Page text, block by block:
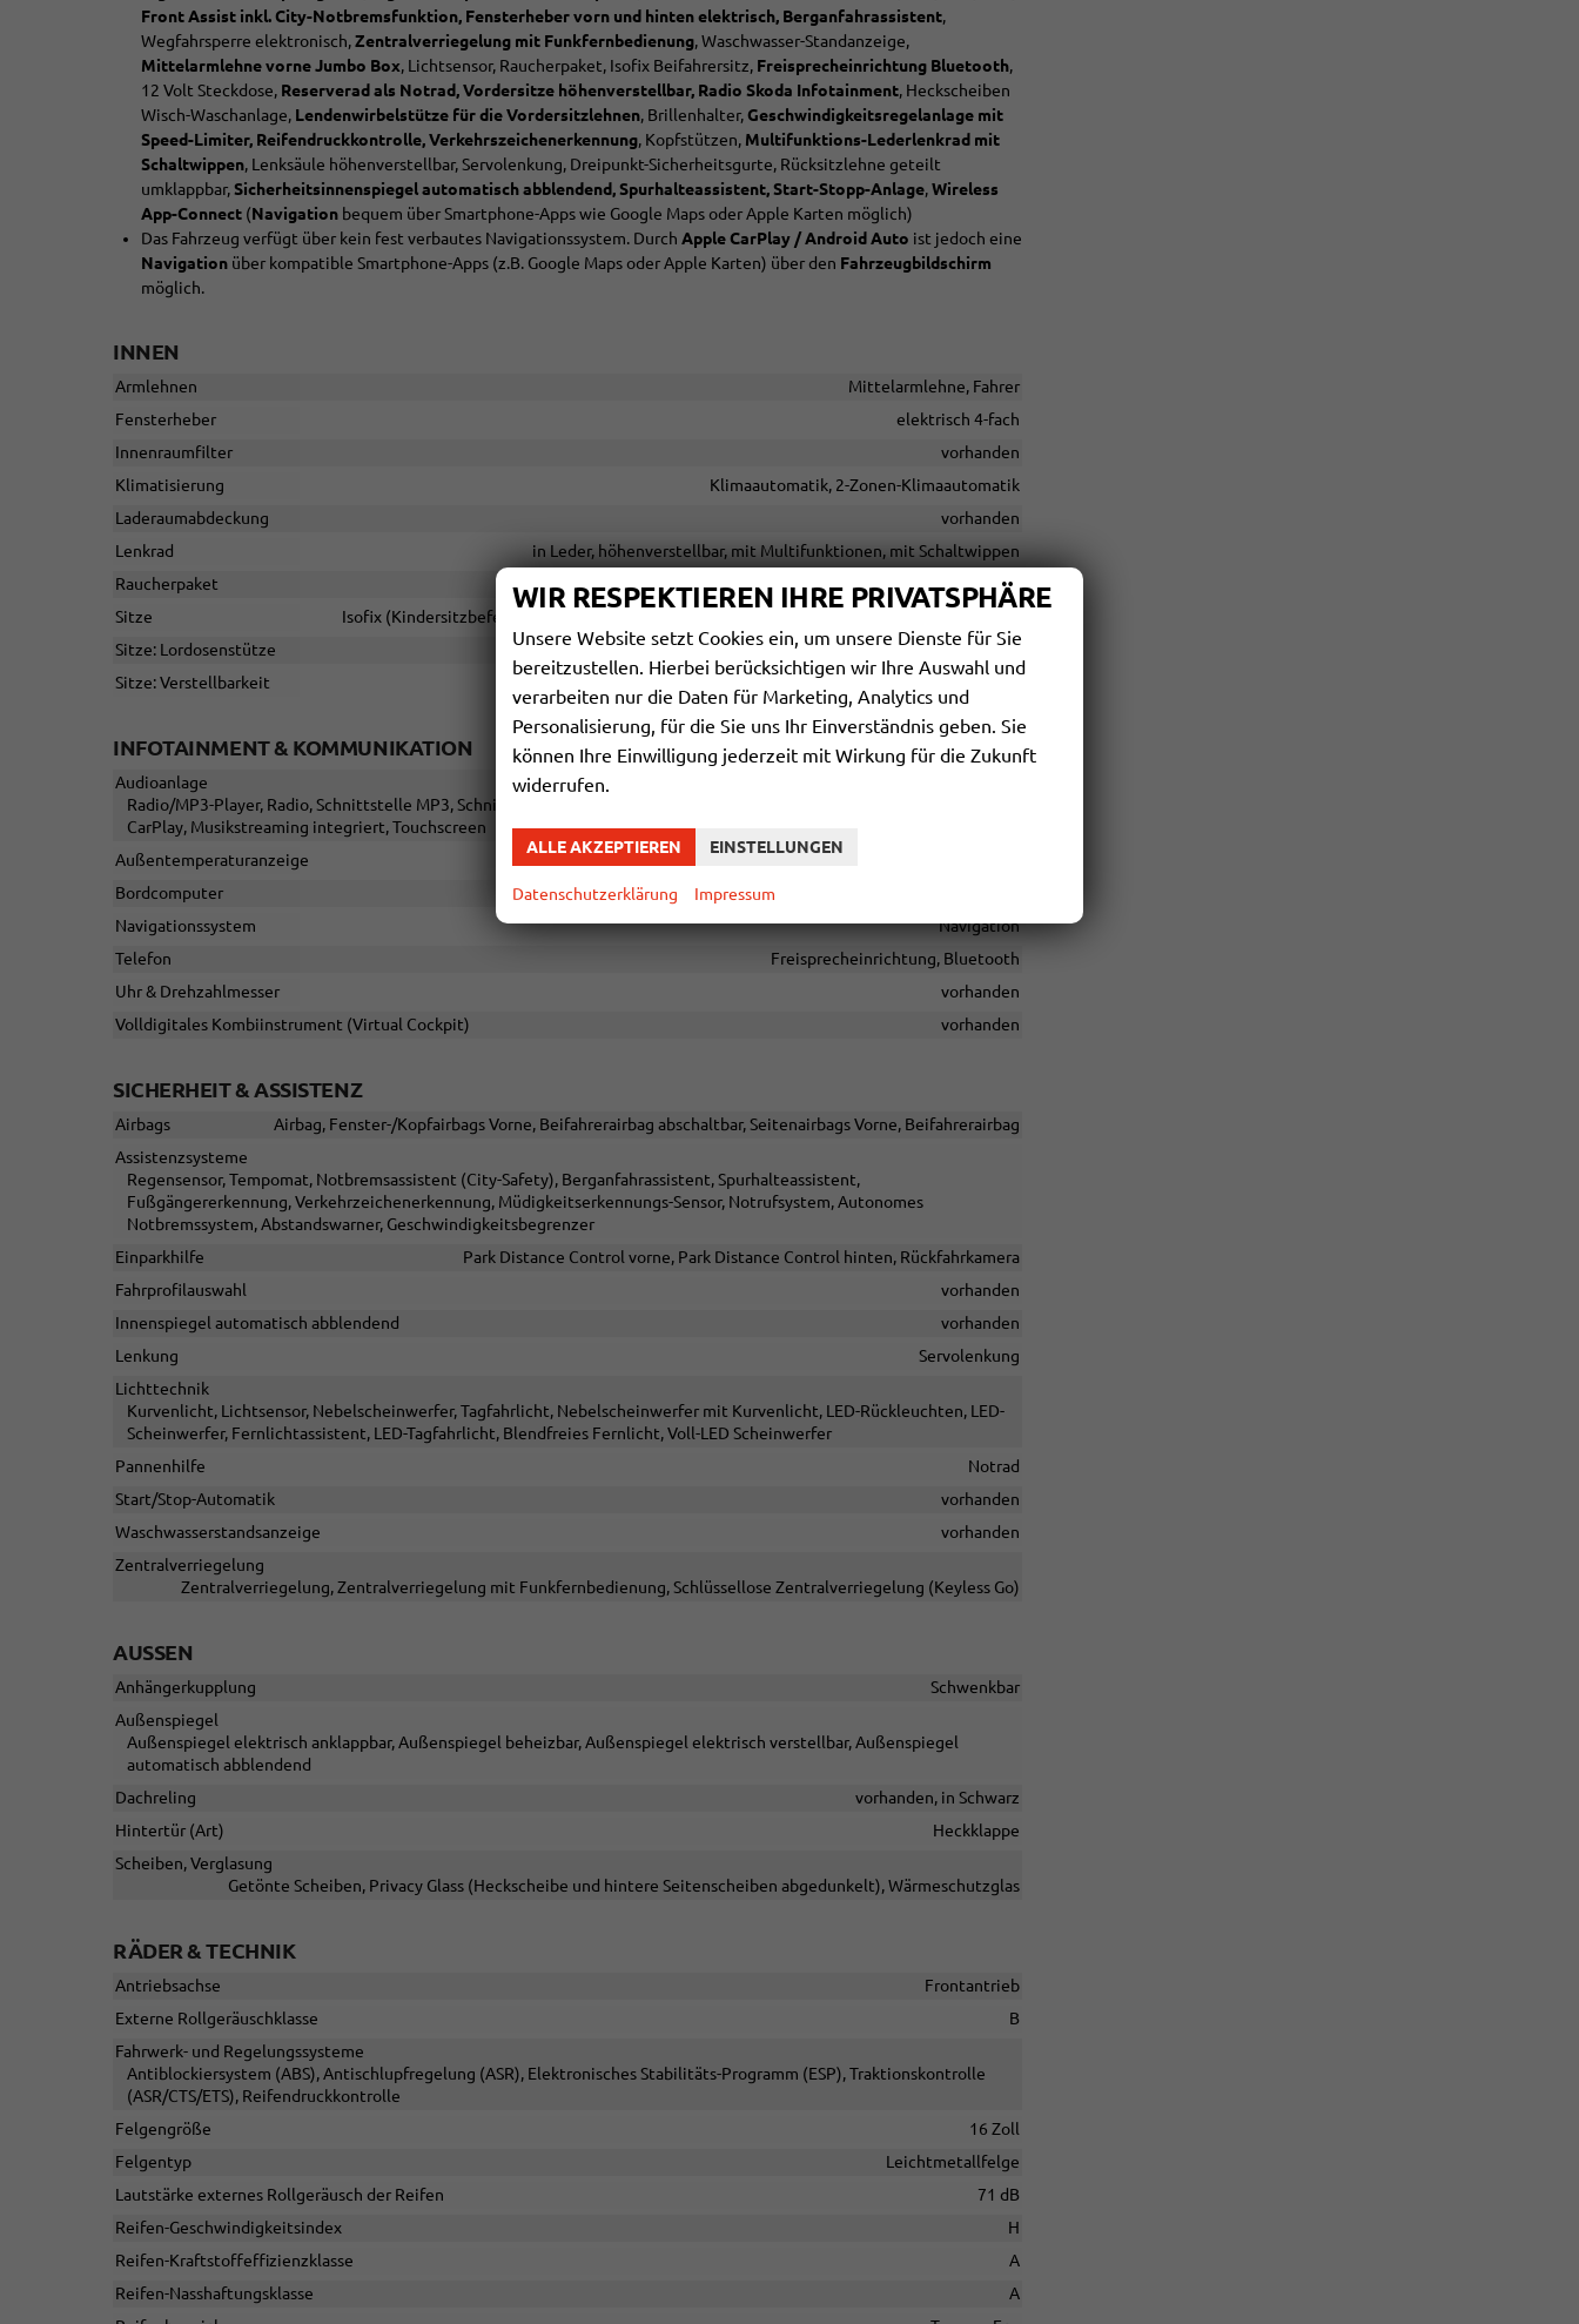
Front Assist inkl. City-Notbremsfunktion, Fensterheber vorn und hinten elektrisch, Berganfahrassistent,
Wegfahrsperre elektronisch,Zentralverriegelung mit Funkfernbedienung, Waschwasser-Standanzeige,
Mittelarmlehne vorne Jumbo Box, Lichtsensor, Raucherpaket, Isofix Beifahrersitz, Freisprecheinrichtung Bluetooth,
12 Volt Steckdose, Reserverad als Notrad, Vordersitze höhenverstellbar, Radio Skoda Infotainment, Heckscheiben
Wisch-Waschanlage, Lendenwirbelstütze für die Vordersitzlehnen, Brillenhalter,Geschwindigkeitsregelanlage mit
Speed-Limiter, Reifendruckkontrolle, Verkehrszeichenerkennung, Kopfstützen, Multifunktions-Lederlenkrad mit
Schaltwippen, Lenksäule höhenverstellbar,Servolenkung, Dreipunkt-Sicherheitsgurte, Rücksitzlehne geteilt
umklappbar,Sicherheitsinnenspiegel automatisch abblendend, Spurhalteassistent, Start-Stopp-Anlage,Wireless
App-Connect (Navigation bequem über Smartphone-Apps wie Google Maps oder Apple Karten möglich)
Das Fahrzeug verfügt über kein fest verbautes Navigationssystem. Durch Apple CarPlay / Android Auto ist jedoch eine
Navigation über kompatible Smartphone-Apps (z.B. Google Maps oder Apple Karten) über den Fahrzeugbildschirm
möglich.
INNEN
Armlehnen
Mittelarmlehne, Fahrer
Fensterheber
elektrisch 4-fach
Innenraumfilter
vorhanden
Klimatisierung
Klimaautomatik, 2-Zonen-Klimaautomatik
Laderaumabdeckung
vorhanden
Lenkrad
in Leder, höhenverstellbar, mit Multifunktionen, mit Schaltwippen
Raucherpaket
vorhanden
Sitze
Isofix (Kindersitzbefestigung), Rücksitzbank hinten geteilt, Sitzheizung, Isofix Beifahrersitz
Sitze: Lordosenstütze
Fahrer und Beifahrer
Sitze: Verstellbarkeit
Höhenverstellbarer Fahrer- und Beifahrersitz
INFOTAINMENT & KOMMUNIKATION
Audioanlage
Radio/MP3-Player, Radio, Schnittstelle MP3, Schnittstelle USB, Digitalradio DAB, Farbdisplay, Android Auto, Apple
CarPlay, Musikstreaming integriert, Touchscreen
Außentemperaturanzeige
Bordcomputer
Navigationssystem
Navigation
Telefon
Freisprecheinrichtung, Bluetooth
Uhr & Drehzahlmesser
vorhanden
Volldigitales Kombiinstrument (Virtual Cockpit)
vorhanden
SICHERHEIT & ASSISTENZ
Airbags
Airbag, Fenster-/Kopfairbags Vorne, Beifahrerairbag abschaltbar, Seitenairbags Vorne, Beifahrerairbag
Assistenzsysteme
Regensensor, Tempomat, Notbremsassistent (City-Safety), Berganfahrassistent, Spurhalteassistent,
Fußgängererkennung, Verkehrzeichenerkennung, Müdigkeitserkennungs-Sensor, Notrufsystem, Autonomes
Notbremssystem, Abstandswarner, Geschwindigkeitsbegrenzer
Einparkhilfe
Park Distance Control vorne, Park Distance Control hinten, Rückfahrkamera
Fahrprofilauswahl
vorhanden
Innenspiegel automatisch abblendend
vorhanden
Lenkung
Servolenkung
Lichttechnik
Kurvenlicht, Lichtsensor, Nebelscheinwerfer, Tagfahrlicht, Nebelscheinwerfer mit Kurvenlicht, LED-Rückleuchten, LED-
Scheinwerfer, Fernlichtassistent, LED-Tagfahrlicht, Blendfreies Fernlicht, Voll-LED Scheinwerfer
Pannenhilfe
Notrad
Start/Stop-Automatik
vorhanden
Waschwasserstandsanzeige
vorhanden
Zentralverriegelung
Zentralverriegelung, Zentralverriegelung mit Funkfernbedienung, Schlüssellose Zentralverriegelung (Keyless Go)
AUSSEN
Anhängerkupplung
Schwenkbar
Außenspiegel
Außenspiegel elektrisch anklappbar, Außenspiegel beheizbar, Außenspiegel elektrisch verstellbar, Außenspiegel
automatisch abblendend
Dachreling
vorhanden, in Schwarz
Hintertür (Art)
Heckklappe
Scheiben, Verglasung
Getönte Scheiben, Privacy Glass (Heckscheibe und hintere Seitenscheiben abgedunkelt), Wärmeschutzglas
RÄDER & TECHNIK
Antriebsachse
Frontantrieb
Externe Rollgeräuschklasse
B
Fahrwerk- und Regelungssysteme
Antiblockiersystem (ABS), Antischlupfregelung (ASR), Elektronisches Stabilitäts-Programm (ESP), Traktionskontrolle
(ASR/CTS/ETS), Reifendruckkontrolle
Felgengröße
16 Zoll
Felgentyp
Leichtmetallfelge
Lautstärke externes Rollgeräusch der Reifen
71 dB
Reifen-Geschwindigkeitsindex
H
Reifen-Kraftstoffeffizienzklasse
A
Reifen-Nasshaftungsklasse
A
WIR RESPEKTIEREN IHRE PRIVATSPHÄRE
Unsere Website setzt Cookies ein, um unsere Dienste für Sie
bereitzustellen. Hierbei berücksichtigen wir Ihre Auswahl und
verarbeiten nur die Daten für Marketing, Analytics und
Personalisierung, für die Sie uns Ihr Einverständnis geben. Sie
können Ihre Einwilligung jederzeit mit Wirkung für die Zukunft
widerrufen.
ALLE AKZEPTIEREN EINSTELLUNGEN
Datenschutzerklärung Impressum